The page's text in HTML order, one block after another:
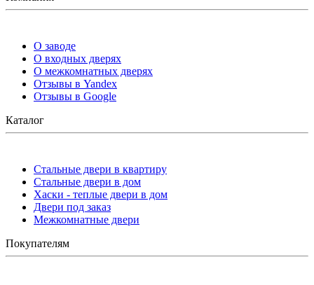
О заводе
О входных дверях
О межкомнатных дверях
Отзывы в Yandex
Отзывы в Google
Каталог
Стальные двери в квартиру
Стальные двери в дом
Хаски - теплые двери в дом
Двери под заказ
Межкомнатные двери
Покупателям